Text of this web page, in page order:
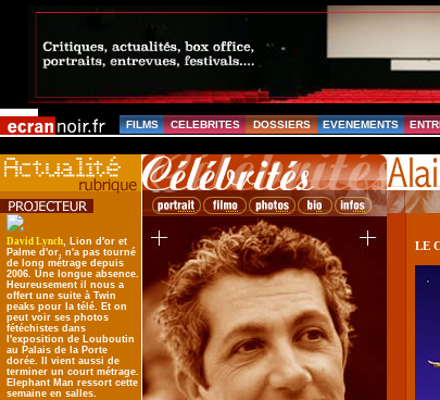
FILMS CELEBRITES DOSSIERS EVENEMENTS
David Lynch, Lion d'or et
Palme d'or, n'a pas tourné
de long métrage depuis
2006. Une longue absence.
Heureusement il nous a
offert une suite à Twin
peaks pour la télé. Et on
peut voir ses photos
fétéchistes dans
l'exposition de Louboutin
au Palais de la Porte
dorée. Il vient aussi de
terminer un court métrage.
Elephant Man ressort cette
semaine en salles.
LE